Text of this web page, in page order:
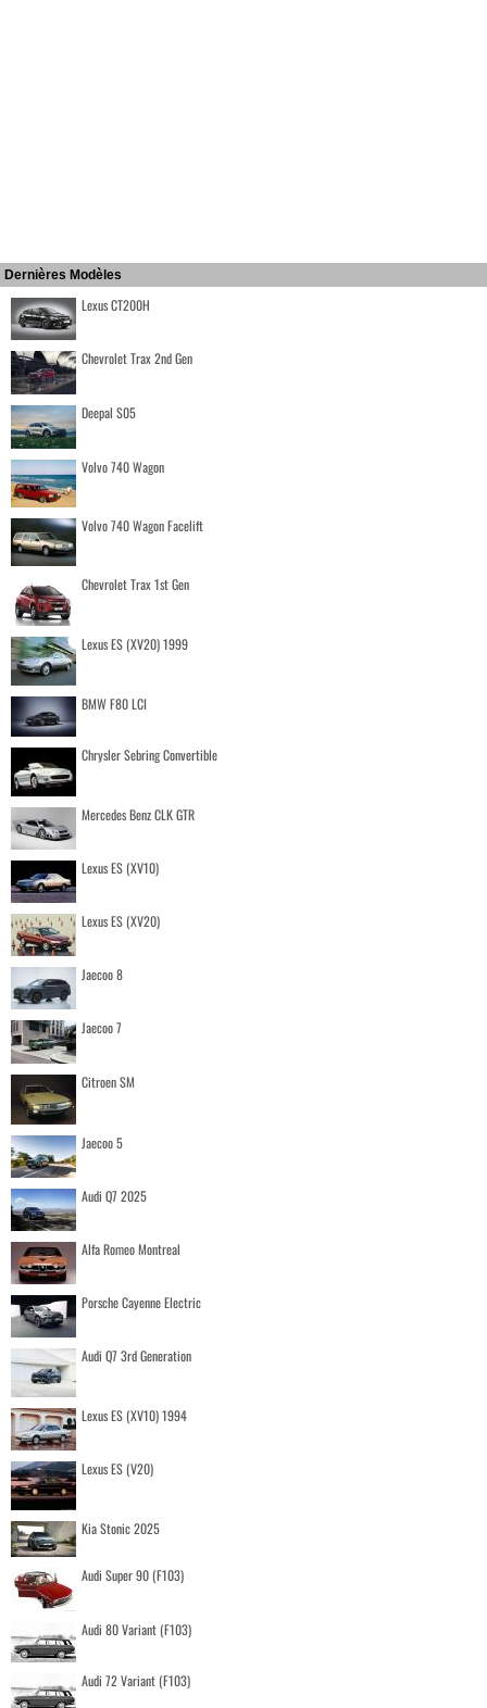
Dernières Modèles
Lexus CT200H
Chevrolet Trax 2nd Gen
Deepal S05
Volvo 740 Wagon
Volvo 740 Wagon Facelift
Chevrolet Trax 1st Gen
Lexus ES (XV20) 1999
BMW F80 LCI
Chrysler Sebring Convertible
Mercedes Benz CLK GTR
Lexus ES (XV10)
Lexus ES (XV20)
Jaecoo 8
Jaecoo 7
Citroen SM
Jaecoo 5
Audi Q7 2025
Alfa Romeo Montreal
Porsche Cayenne Electric
Audi Q7 3rd Generation
Lexus ES (XV10) 1994
Lexus ES (V20)
Kia Stonic 2025
Audi Super 90 (F103)
Audi 80 Variant (F103)
Audi 72 Variant (F103)